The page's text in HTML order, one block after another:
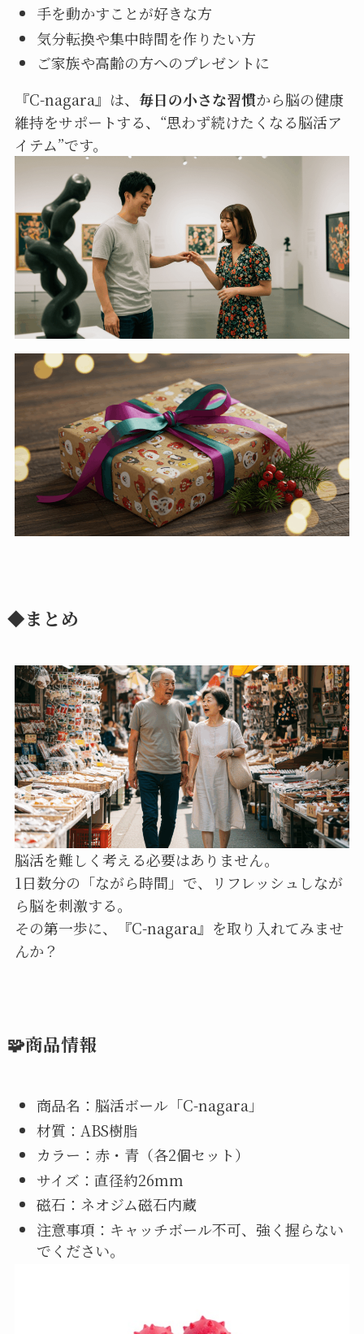
手を動かすことが好きな方
気分転換や集中時間を作りたい方
ご家族や高齢の方へのプレゼントに
『C-nagara』は、 毎日の小さな習慣から脳の健康
維持をサポートする、“思わず続けたくなる脳活ア
イテム”です。
◆まとめ
脳活を難しく考える必要はありません。
1日数分の「ながら時間」で、リフレッシュしなが
ら脳を刺激する。
その第一歩に、『C-nagara』を取り入れてみませ
んか？
🧩商品情報
商品名：脳活ボール「C-nagara」
材質：ABS樹脂
カラー：赤・青（各2個セット）
サイズ：直径約26mm
磁石：ネオジム磁石内蔵
注意事項：キャッチボール不可、強く握らない
でください。